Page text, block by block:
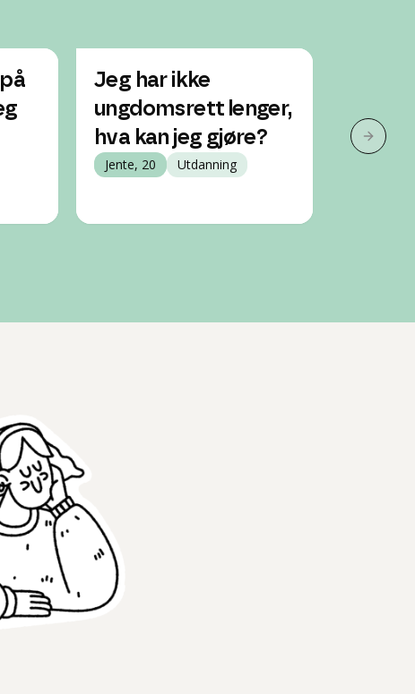
Jeg har ikke
ungdomsrett lenger,
hva kan jeg gjøre?
Jente, 20 Utdanning
Neste